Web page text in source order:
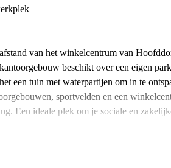
van het winkelcentrum van
beschikt over een eigen
een tuin met waterpartijen om in te
sportvelden en een
Een ideale plek om je sociale en